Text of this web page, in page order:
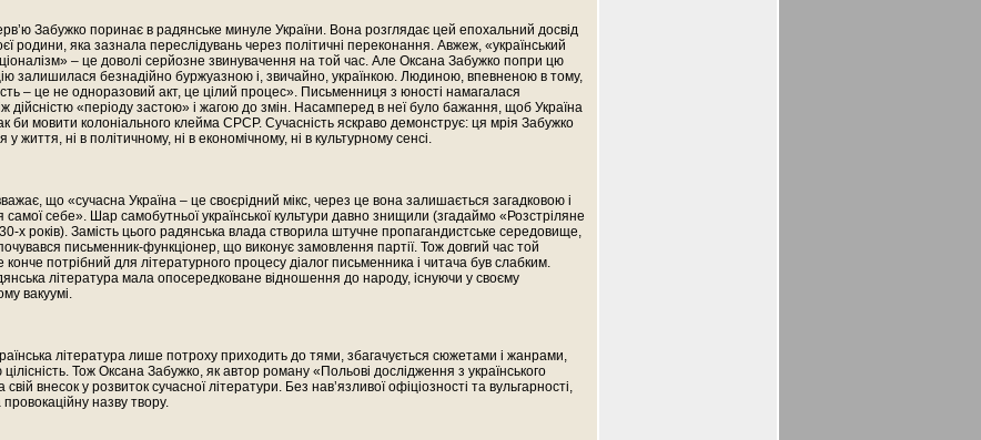
Забужко поринає в радянське минуле України. Вона розглядає цей епохальний досвід
родини, яка зазнала переслідувань через політичні переконання. Авжеж, «український
– це доволі серйозне звинувачення на той час. Але Оксана Забужко попри цю
залишилася безнадійно буржуазною і, звичайно, українкою. Людиною, впевненою в тому,
– це не одноразовий акт, це цілий процес». Письменниця з юності намагалася
дійсністю «періоду застою» і жагою до змін. Насамперед в неї було бажання, щоб Україна
би мовити колоніального клейма СРСР. Сучасність яскраво демонструє: ця мрія Забужко
у життя, ні в політичному, ні в економічному, ні в культурному сенсі.
що «сучасна Україна – це своєрідний мікс, через це вона залишається загадковою і
самої себе». Шар самобутньої української культури давно знищили (згадаймо «Розстріляне
х років). Замість цього радянська влада створила штучне пропагандистське середовище,
письменник-функціонер, що виконує замовлення партії. Тож довгий час той
потрібний для літературного процесу діалог письменника і читача був слабким.
література мала опосередковане відношення до народу, існуючи у своєму
вакуумі.
література лише потроху приходить до тями, збагачується сюжетами і жанрами,
Тож Оксана Забужко, як автор роману «Польові дослідження з українського
внесок у розвиток сучасної літератури. Без нав’язливої офіціозності та вульгарності,
назву твору.